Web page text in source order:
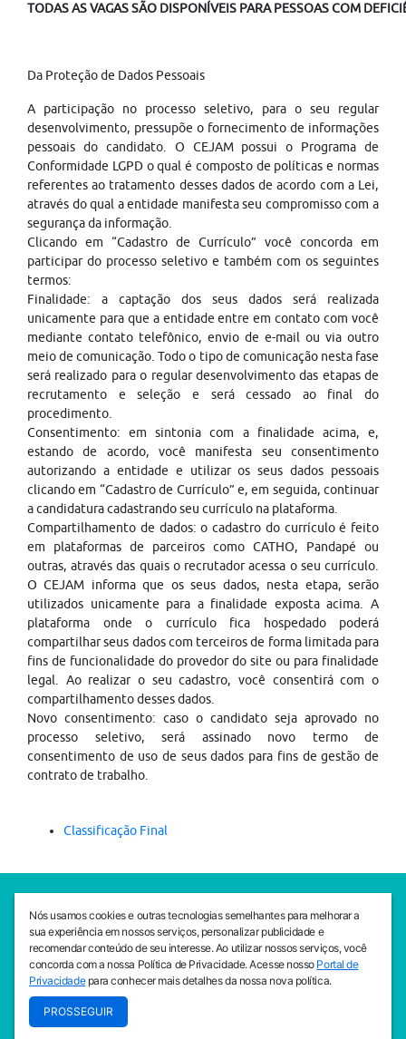
TODAS AS VAGAS SÃO DISPONÍVEIS PARA PESSOAS COM
Da Proteção de Dados Pessoais
A participação no processo seletivo, para o seu regular
desenvolvimento, pressupõe o fornecimento de informações
pessoais do candidato. O CEJAM possui o Programa de
Conformidade LGPD o qual é composto de políticas e normas
referentes ao tratamento desses dados de acordo com a Lei,
através do qual a entidade manifesta seu compromisso com a
segurança da informação.
Clicando em “Cadastro de Currículo” você concorda em
participar do processo seletivo e também com os seguintes
termos:
Finalidade: a captação dos seus dados será realizada
unicamente para que a entidade entre em contato com você
mediante contato telefônico, envio de e-mail ou via outro
meio de comunicação. Todo o tipo de comunicação nesta fase
será realizado para o regular desenvolvimento das etapas de
recrutamento e seleção e será cessado ao final do
procedimento.
Consentimento: em sintonia com a finalidade acima, e,
estando de acordo, você manifesta seu consentimento
autorizando a entidade e utilizar os seus dados pessoais
clicando em “Cadastro de Currículo” e, em seguida, continuar
a candidatura cadastrando seu currículo na plataforma.
Compartilhamento de dados: o cadastro do currículo é feito
em plataformas de parceiros como CATHO, Pandapé ou
outras, através das quais o recrutador acessa o seu currículo.
O CEJAM informa que os seus dados, nesta etapa, serão
utilizados unicamente para a finalidade exposta acima. A
plataforma onde o currículo fica hospedado poderá
compartilhar seus dados com terceiros de forma limitada para
fins de funcionalidade do provedor do site ou para finalidade
legal. Ao realizar o seu cadastro, você consentirá com o
compartilhamento desses dados.
Novo consentimento: caso o candidato seja aprovado no
processo seletivo, será assinado novo termo de
consentimento de uso de seus dados para fins de gestão de
contrato de trabalho.
Classificação Final
SEDE CEJAM
Av. da Liberdade, 765, Liberdade, São Paulo, 01503-001
(11) 3469 - 1818
INSTITUTO CEJAM
Av. da Liberdade, 765, Liberdade, São Paulo, 01503-001
Nós usamos cookies e outras tecnologias semelhantes para melhorar a
sua experiência em nossos serviços, personalizar publicidade e
recomendar conteúdo de seu interesse. Ao utilizar nossos serviços, você
concorda com a nossa Política de Privacidade. Acesse nosso Portal de
Privacidadepara conhecer mais detalhes da nossa nova política.
PROSSEGUIR